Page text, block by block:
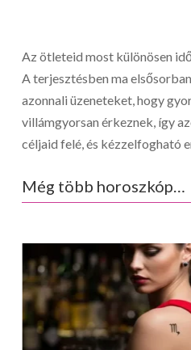
Az ötleteid most különösen
A terjesztésben ma
azonnali üzeneteket, hogy
villámgyorsan érkeznek, így
céljaid felé, és kézzelfogható
Még több horoszkóp…